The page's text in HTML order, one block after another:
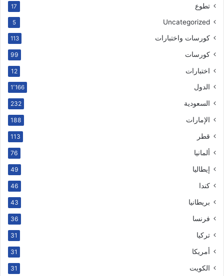
تطوع 17
Uncategorized
5
كورسات واختبارات 113
كورسات 99
اختبارات 12
الدول 1٬166
السعودية 232
الإمارات 188
قطر 113
ألمانيا 76
إيطاليا 49
كندا 46
بريطانيا 43
فرنسا 36
تركيا 31
أمريكا 31
الكويت 31